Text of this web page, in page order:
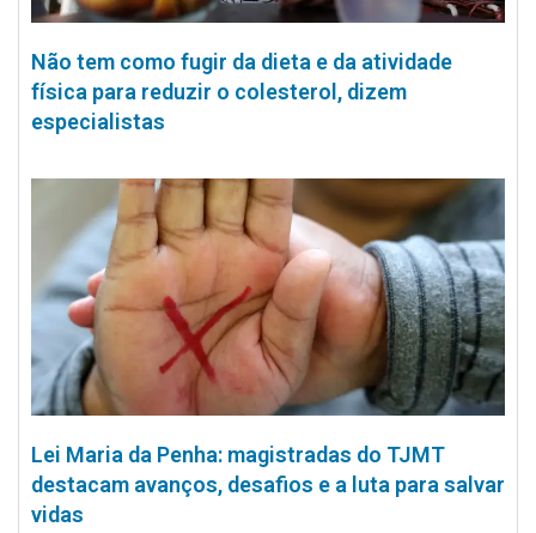
Não tem como fugir da dieta e da atividade
física para reduzir o colesterol, dizem
especialistas
Lei Maria da Penha: magistradas do TJMT
destacam avanços, desafios e a luta para salvar
vidas